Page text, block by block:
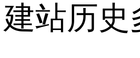
建站历史